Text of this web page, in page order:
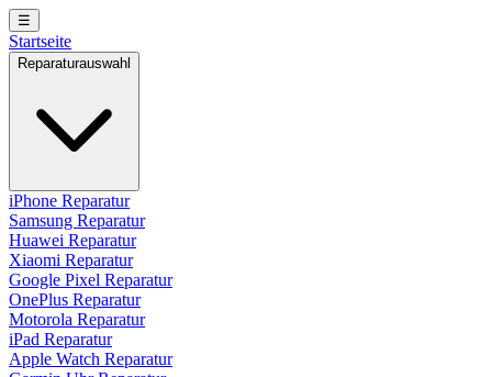
☰
Startseite
Reparaturauswahl
iPhone Reparatur
Samsung Reparatur
Huawei Reparatur
Xiaomi Reparatur
Google Pixel Reparatur
OnePlus Reparatur
Motorola Reparatur
iPad Reparatur
Apple Watch Reparatur